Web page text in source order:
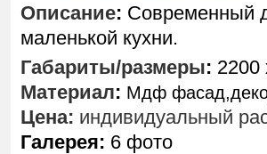
Описание: Современный
маленькой кухни.
Габариты/размеры: 2200
Материал: Мдф
Цена: индивидуальный
Галерея: 6 фото